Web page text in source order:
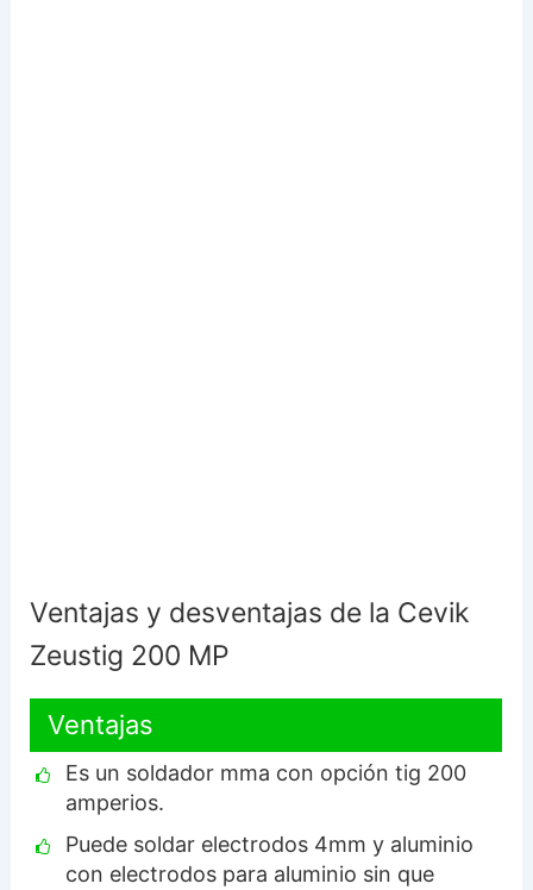
Ventajas y desventajas de la Cevik
Zeustig 200 MP
Ventajas
Es un soldador mma con opción tig 200
amperios.
Puede soldar electrodos 4mm y aluminio
con electrodos para aluminio sin que